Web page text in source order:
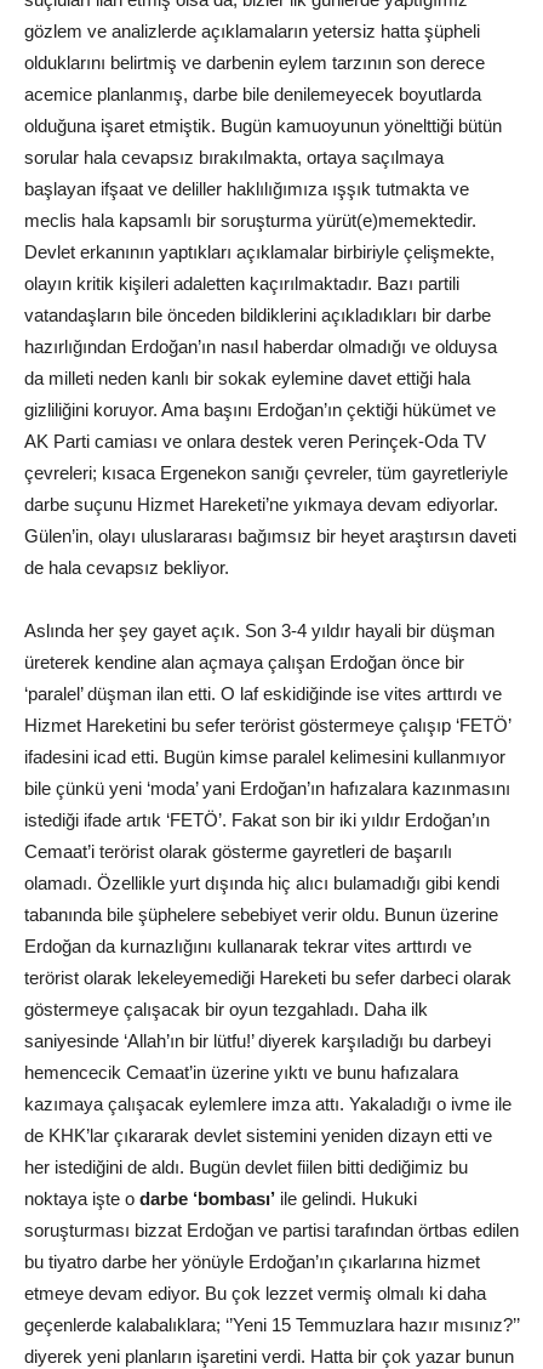
gözlem ve analizlerde açıklamaların yetersiz hatta şüpheli
olduklarını belirtmiş ve darbenin eylem tarzının son derece
acemice planlanmış, darbe bile denilemeyecek boyutlarda
olduğuna işaret etmiştik. Bugün kamuoyunun yönelttiği bütün
sorular hala cevapsız bırakılmakta, ortaya saçılmaya
başlayan ifşaat ve deliller haklılığımıza ışşık tutmakta ve
meclis hala kapsamlı bir soruşturma yürüt(e)memektedir.
Devlet erkanının yaptıkları açıklamalar birbiriyle çelişmekte,
olayın kritik kişileri adaletten kaçırılmaktadır. Bazı partili
vatandaşların bile önceden bildiklerini açıkladıkları bir darbe
hazırlığından Erdoğan’ın nasıl haberdar olmadığı ve olduysa
da milleti neden kanlı bir sokak eylemine davet ettiği hala
gizliliğini koruyor. Ama başını Erdoğan’ın çektiği hükümet ve
AK Parti camiası ve onlara destek veren Perinçek-Oda TV
çevreleri; kısaca Ergenekon sanığı çevreler, tüm gayretleriyle
darbe suçunu Hizmet Hareketi’ne yıkmaya devam ediyorlar.
Gülen’in, olayı uluslararası bağımsız bir heyet araştırsın daveti
de hala cevapsız bekliyor.
Aslında her şey gayet açık. Son 3-4 yıldır hayali bir düşman
üreterek kendine alan açmaya çalışan Erdoğan önce bir
‘paralel’ düşman ilan etti. O laf eskidiğinde ise vites arttırdı ve
Hizmet Hareketini bu sefer terörist göstermeye çalışıp ‘FETÖ’
ifadesini icad etti. Bugün kimse paralel kelimesini kullanmıyor
bile çünkü yeni ‘moda’ yani Erdoğan’ın hafızalara kazınmasını
istediği ifade artık ‘FETÖ’. Fakat son bir iki yıldır Erdoğan’ın
Cemaat’i terörist olarak gösterme gayretleri de başarılı
olamadı. Özellikle yurt dışında hiç alıcı bulamadığı gibi kendi
tabanında bile şüphelere sebebiyet verir oldu. Bunun üzerine
Erdoğan da kurnazlığını kullanarak tekrar vites arttırdı ve
terörist olarak lekeleyemediği Hareketi bu sefer darbeci olarak
göstermeye çalışacak bir oyun tezgahladı. Daha ilk
saniyesinde ‘Allah’ın bir lütfu!’ diyerek karşıladığı bu darbeyi
hemencecik Cemaat’in üzerine yıktı ve bunu hafızalara
kazımaya çalışacak eylemlere imza attı. Yakaladığı o ivme ile
de KHK’lar çıkararak devlet sistemini yeniden dizayn etti ve
her istediğini de aldı. Bugün devlet fiilen bitti dediğimiz bu
noktaya işte o darbe ‘bombası’ ile gelindi. Hukuki
soruşturması bizzat Erdoğan ve partisi tarafından örtbas edilen
bu tiyatro darbe her yönüyle Erdoğan’ın çıkarlarına hizmet
etmeye devam ediyor. Bu çok lezzet vermiş olmalı ki daha
geçenlerde kalabalıklara; ‘’Yeni 15 Temmuzlara hazır mısınız?’’
diyerek yeni planların işaretini verdi. Hatta bir çok yazar bunun